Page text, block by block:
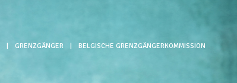
GRENZGÄNGER
BELGISCHE GRENZGÄNGERKOMMISSION